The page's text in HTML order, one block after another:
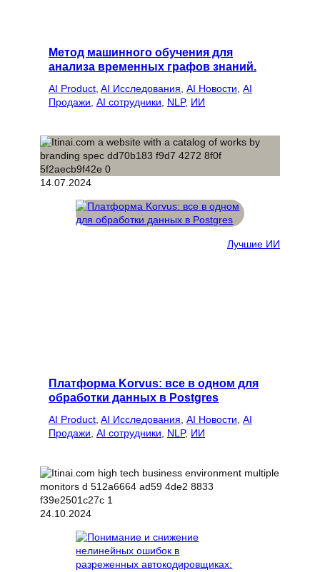
Метод машинного обучения для
анализа временных графов знаний.
AI Product AI Исследования AI Новости AI
Продажи AI сотрудники NLP, ИИ
14.07.2024
Лучшие ИИ
Платформа Korvus: все в одном для
обработки данных в Postgres
AI Product AI Исследования AI Новости AI
Продажи AI сотрудники NLP, ИИ
24.10.2024